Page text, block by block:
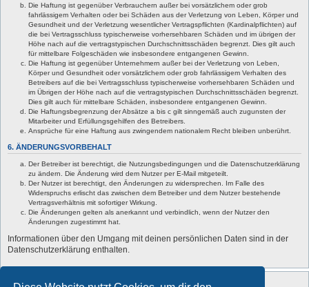
Die Haftung ist gegenüber Verbrauchern außer bei vorsätzlichem oder grob
fahrlässigem Verhalten oder bei Schäden aus der Verletzung von Leben, Körper und
Gesundheit und der Verletzung wesentlicher Vertragspflichten (Kardinalpflichten) auf
die bei Vertragsschluss typischerweise vorhersehbaren Schäden und im übrigen der
Höhe nach auf die vertragstypischen Durchschnittsschäden begrenzt. Dies gilt auch
für mittelbare Folgeschäden wie insbesondere entgangenen Gewinn.
Die Haftung ist gegenüber Unternehmern außer bei der Verletzung von Leben,
Körper und Gesundheit oder vorsätzlichem oder grob fahrlässigem Verhalten des
Betreibers auf die bei Vertragsschluss typischerweise vorhersehbaren Schäden und
im Übrigen der Höhe nach auf die vertragstypischen Durchschnittsschäden begrenzt.
Dies gilt auch für mittelbare Schäden, insbesondere entgangenen Gewinn.
Die Haftungsbegrenzung der Absätze a bis c gilt sinngemäß auch zugunsten der
Mitarbeiter und Erfüllungsgehilfen des Betreibers.
Ansprüche für eine Haftung aus zwingendem nationalem Recht bleiben unberührt.
6. ÄNDERUNGSVORBEHALT
Der Betreiber ist berechtigt, die Nutzungsbedingungen und die Datenschutzerklärung
zu ändern. Die Änderung wird dem Nutzer per E-Mail mitgeteilt.
Der Nutzer ist berechtigt, den Änderungen zu widersprechen. Im Falle des
Widerspruchs erlischt das zwischen dem Betreiber und dem Nutzer bestehende
Vertragsverhältnis mit sofortiger Wirkung.
Die Änderungen gelten als anerkannt und verbindlich, wenn der Nutzer den
Änderungen zugestimmt hat.
Informationen über den Umgang mit deinen persönlichen Daten sind in der
Datenschutzerklärung enthalten.